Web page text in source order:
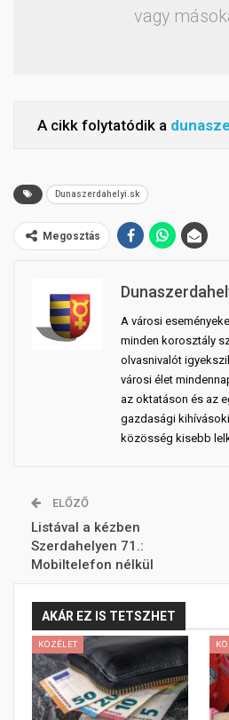
vagy
A cikk folytatódik a
Dunaszerdahelyi.sk
Megosztás
A városi
minden korosztály
olvasnivalót
városi élet
az oktatáson és az
gazdasági
közösség kisebb
ELŐZŐ
Listával a kézben
Szerdahelyen 71.:
Mobiltelefon nélkül
AKÁR EZ IS TETSZHET
KÖZÉLET